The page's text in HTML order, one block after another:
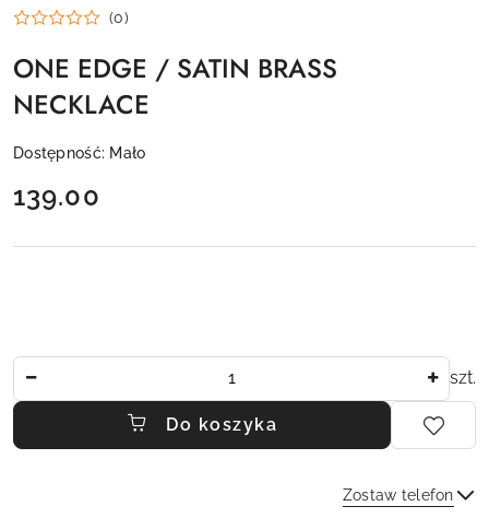
(0)
ONE EDGE / SATIN BRASS
NECKLACE
Dostępność: Mało
cena:
139.00
szt.
Do koszyka
Zostaw telefon